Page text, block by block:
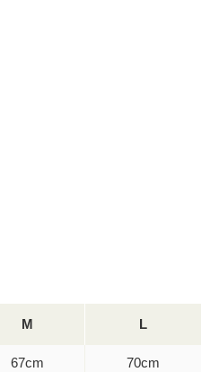
M L
67cm 70cm